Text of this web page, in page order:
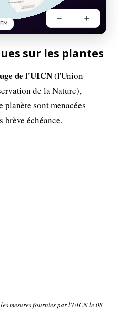
sur les plantes
de l'UICN(l'Union
de la Nature),
planète sont menacées
échéance.
mesures fournies par l'UICN le 08